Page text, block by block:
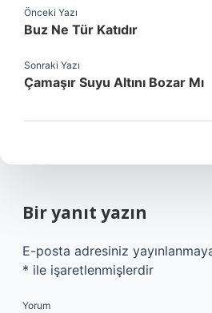
Önceki Yazı
Buz Ne Tür Katıdır
Sonraki Yazı
Çamaşır Suyu Altını Bozar Mı
Bir yanıt yazın
E-posta adresiniz
* ile işaretlenmişlerdir
Yorum